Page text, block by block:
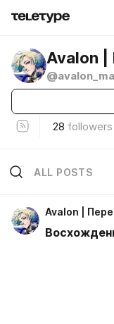
Avalon |
28 followers
ALL POSTS
Avalon |